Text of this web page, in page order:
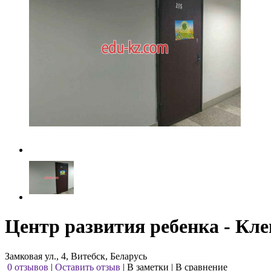
Центр развития ребенка -
Замковая ул., 4, Витебск, Беларусь
0 отзывов | Оставить отзыв | В заметки | В сравнение